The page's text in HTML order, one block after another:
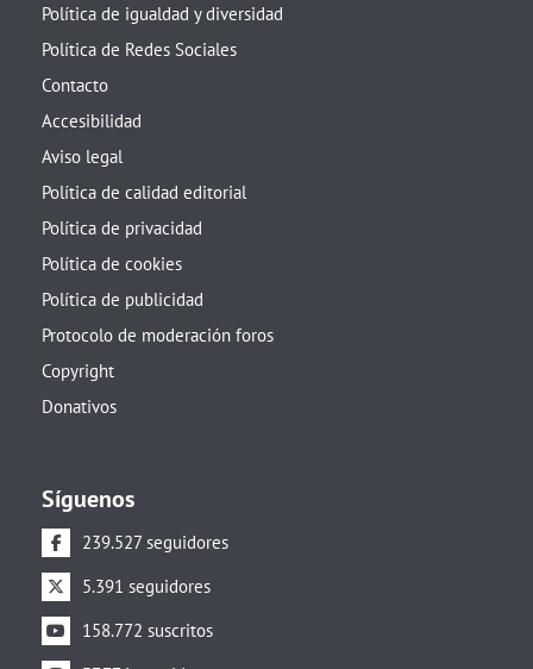
Política de igualdad y diversidad
Política de Redes Sociales
Contacto
Accesibilidad
Aviso legal
Política de calidad editorial
Política de privacidad
Política de cookies
Política de publicidad
Protocolo de moderación foros
Copyright
Donativos
Síguenos
239.527 seguidores
5.391 seguidores
158.772 suscritos